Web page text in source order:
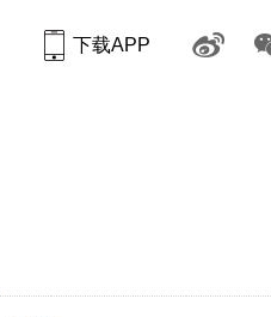
下载APP